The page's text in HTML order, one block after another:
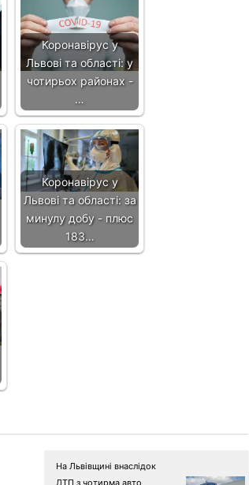
Коронавірус у
Львові та області: у
чотирьох районах -
…
Коронавірус у
Львові та області: за
минулу добу - плюс
183…
На Львівщині внаслідок
ДТП з чотирма авто